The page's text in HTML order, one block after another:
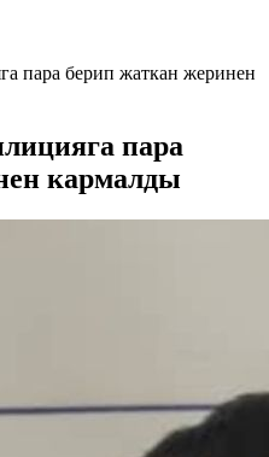
пара берип жаткан жеринен
пара
кармалды